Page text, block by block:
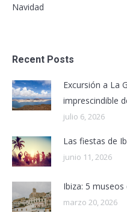
Navidad
Recent Posts
Excursión a La
imprescindible
julio 6, 2026
Las fiestas de
junio 11, 2026
Ibiza: 5
marzo 20, 2026